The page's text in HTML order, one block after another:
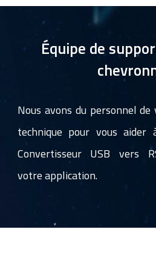
Équipe de
Nous avons du personnel de
technique pour vous
Convertisseur USB vers
votre application.